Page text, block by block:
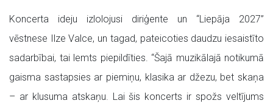
Koncerta ideju izlolojusi diriģente un “Liepāja 2027”
vēstnese Ilze Valce, un tagad, pateicoties daudzu iesaistīto
sadarbībai, tai lemts piepildīties. “Šajā muzikālajā notikumā
gaisma sastapsies ar piemiņu, klasika ar džezu, bet skaņa
– ar klusuma atskaņu. Lai šis koncerts ir spožs veltījums